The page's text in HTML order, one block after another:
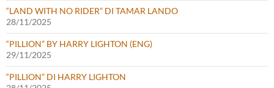
“LAND WITH NO RIDER” DI TAMAR LANDO
28/11/2025
“PILLION” BY HARRY LIGHTON (ENG)
29/11/2025
“PILLION” DI HARRY LIGHTON